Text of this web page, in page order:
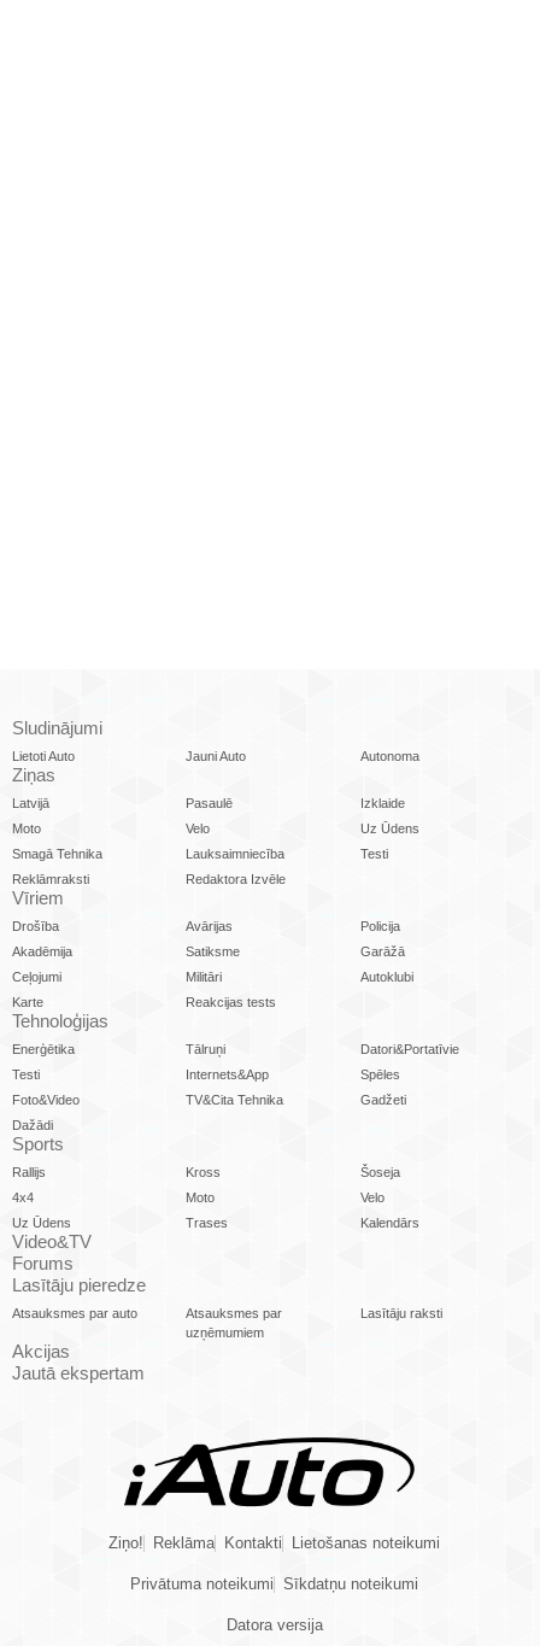
Sludinājumi
Lietoti Auto Jauni Auto Autonoma
Ziņas
Latvijā Pasaulē
Izklaide
Moto
Velo
Uz Ūdens
Smagā Tehnika
Lauksaimniecība
Testi
Reklāmraksti
Redaktora Izvēle
Vīriem
Drošība Avārijas
Policija
Akadēmija
Satiksme
Garāžā
Ceļojumi
Militāri
Autoklubi
Karte
Reakcijas tests
Tehnoloģijas
Enerģētika Tālruņi
Datori&Portatīvie
Testi
Internets&App
Spēles
Foto&Video
TV&Cita Tehnika
Gadžeti
Dažādi
Sports
Rallijs Kross
Šoseja
4x4
Moto
Velo
Uz Ūdens
Trases Kalendārs
Video&TV
Forums
Lasītāju pieredze
Atsauksmes par auto
Atsauksmes par
uzņēmumiem
Lasītāju raksti
Akcijas
Jautā ekspertam
Ziņo! Reklāma Kontakti Lietošanas noteikumi
Privātuma noteikumi Sīkdatņu noteikumi
Datora versija